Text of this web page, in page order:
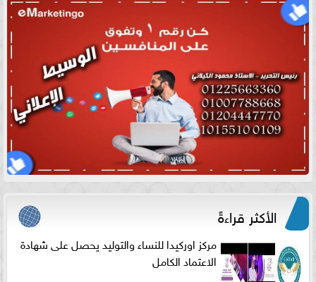
الأكثر قراءةً
مركز اوركيدا للنساء والتوليد يحصل على شهادة
الاعتماد الكامل